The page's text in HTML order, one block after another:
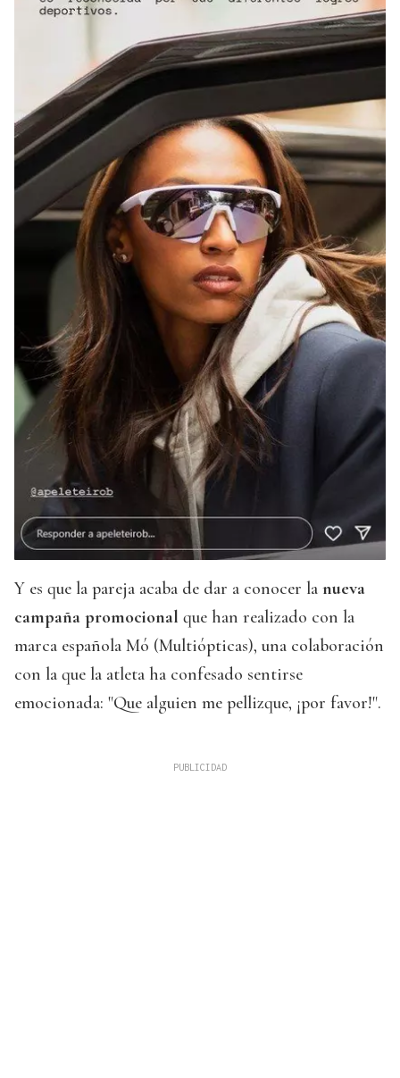
Y es que la pareja acaba de dar a conocer la nueva
campaña promocional que han realizado con la
marca española Mó (Multiópticas), una colaboración
con la que la atleta ha confesado sentirse
emocionada: "Que alguien me pellizque, ¡por favor!".